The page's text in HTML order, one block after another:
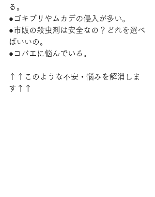
る。
●ゴキブリやムカデの侵入が多い。
●市販の殺虫剤は安全なの？どれを選べ
ばいいの。
●コバエに悩んでいる。
↑↑このような不安・悩みを解消しま
す↑↑